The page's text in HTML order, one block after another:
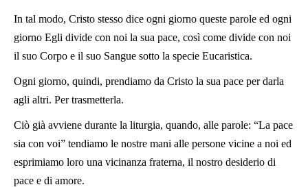
In tal modo, Cristo stesso dice ogni giorno queste parole ed ogni
giorno Egli divide con noi la sua pace, così come divide con noi
il suo Corpo e il suo Sangue sotto la specie Eucaristica.
Ogni giorno, quindi, prendiamo da Cristo la sua pace per darla
agli altri. Per trasmetterla.
Ciò già avviene durante la liturgia, quando, alle parole: “La pace
sia con voi” tendiamo le nostre mani alle persone vicine a noi ed
esprimiamo loro una vicinanza fraterna, il nostro desiderio di
pace e di amore.